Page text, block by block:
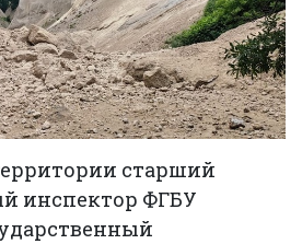
старший
инспектор ФГБУ